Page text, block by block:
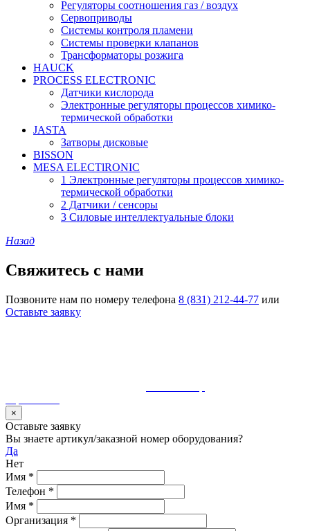
Регуляторы соотношения газ / воздух
Сервоприводы
Системы контроля пламени
Системы проверки клапанов
Трансформаторы розжига
HAUCK
PROCESS ELECTRONIC
Датчики кислорода
Электронные регуляторы процессов химико-
термической обработки
JASTA
Затворы дисковые
BISSON
MESA ELECTlRONIC
1 Электронные регуляторы процессов химико-
термической обработки
2 Датчики / сенсоры
3 Силовые интеллектуальные блоки
Назад
Свяжитесь с нами
Позвоните нам по номеру телефона 8 (831) 212-44-77 или
Оставьте заявку
×
Оставьте заявку
Вы знаете артикул/заказной номер оборудования?
Да
Нет
Имя *
Телефон *
Имя *
Организация *